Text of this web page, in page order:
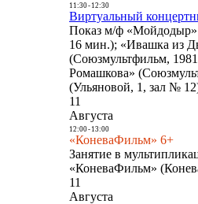
11:30- 12:30
Виртуальный
Показ м/ф
16 мин.); «Ивашка из
(Союзмультфильм,
Ромашкова»
(Ульяновой, 1, зал №
11
Августа
12:00- 13:00
«КоневаФильм» 6+
Занятие в
«КоневаФильм»
11
Августа